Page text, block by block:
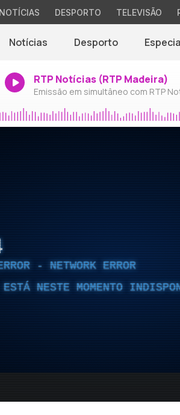
NOTÍCIAS DESPORTO TELEVISÃO
Notícias Desporto
RTP Notícias (RTP Madeira)
Emissão em simultâneo com RTP
- NETWORK ERROR
ESTÁ NESTE MOMENTO